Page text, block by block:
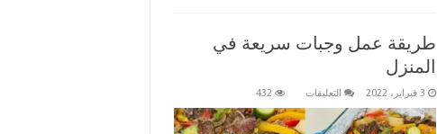
طريقة عمل وجبات سريعة في
المنزل
3 فبراير، 2022 التعليقات
عمل
وجبات
432